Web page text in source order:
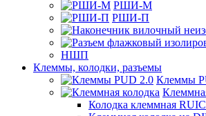
РШИ-М
РШИ-П
НШП
Клеммы, колодки, разъемы
Клеммы
Колодка клеммная